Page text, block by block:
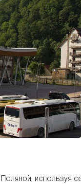
используя